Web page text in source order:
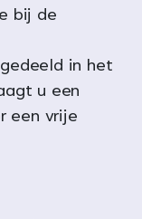
bij de
in het
u een
een vrije